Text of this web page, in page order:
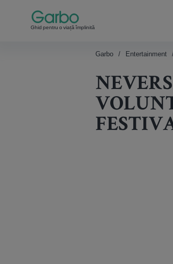
Ghid pentru o viață împlinită
Garbo Entertainment